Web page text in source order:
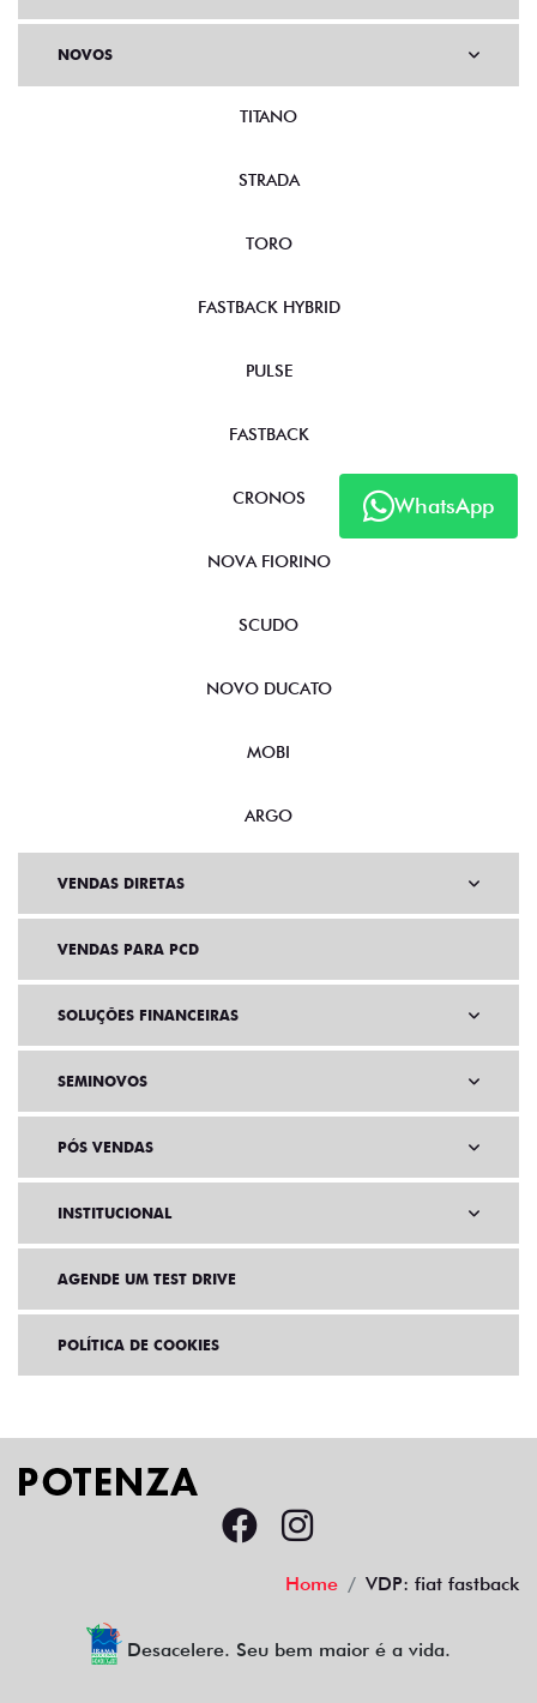
WhatsApp
NOVOS
TITANO
STRADA
TORO
FASTBACK HYBRID
PULSE
FASTBACK
CRONOS
NOVA FIORINO
SCUDO
NOVO DUCATO
MOBI
ARGO
VENDAS DIRETAS
VENDAS PARA PCD
SOLUÇÕES FINANCEIRAS
SEMINOVOS
PÓS VENDAS
INSTITUCIONAL
AGENDE UM TEST DRIVE
POLÍTICA DE COOKIES
Home VDP: fiat fastback
Desacelere. Seu bem maior é a vida.